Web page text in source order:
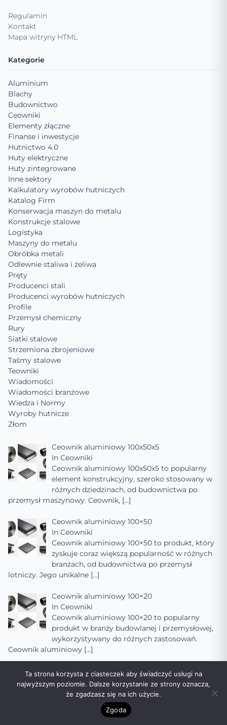
Regulamin
Kontakt
Mapa witryny HTML
Kategorie
Aluminium
Blachy
Budownictwo
Ceowniki
Elementy złączne
Finanse i inwestycje
Hutnictwo 4.0
Huty elektryczne
Huty zintegrowane
Inne sektory
Kalkulatory wyrobów hutniczych
Katalog Firm
Konserwacja maszyn do metalu
Konstrukcje stalowe
Logistyka
Maszyny do metalu
Obróbka metali
Odlewnie staliwa i żeliwa
Pręty
Producenci stali
Producenci wyrobów hutniczych
Profile
Przemysł chemiczny
Rury
Siatki stalowe
Strzemiona zbrojeniowe
Taśmy stalowe
Teowniki
Wiadomości
Wiadomości branżowe
Wiedza i Normy
Wyroby hutnicze
Złom
Ceownik aluminiowy 100x50x5
In Ceowniki
Ceownik aluminiowy 100x50x5 to popularny
element konstrukcyjny, szeroko stosowany w
różnych dziedzinach, od budownictwa po
przemysł maszynowy. Ceownik, […]
Ceownik aluminiowy 100×50
In Ceowniki
Ceownik aluminiowy 100×50 to produkt, który
zyskuje coraz większą popularność w różnych
branżach, od budownictwa po przemysł
lotniczy. Jego unikalne […]
Ceownik aluminiowy 100×20
In Ceowniki
Ceownik aluminiowy 100×20 to popularny
produkt w branży budowlanej i przemysłowej,
wykorzystywany do różnych zastosowań.
Ceownik aluminiowy […]
Ceownik aluminiowy 100×100
InCeowniki
Ceownik aluminiowy 100×100 to popularny
element konstrukcyjny, szeroko stosowany w
budownictwie, przemyśle samochodowym,
Ta strona korzysta z ciasteczek aby świadczyć usługi na
najwyższym poziomie. Dalsze korzystanie ze strony oznacza,
że zgadzasz się na ich użycie.
Zgoda